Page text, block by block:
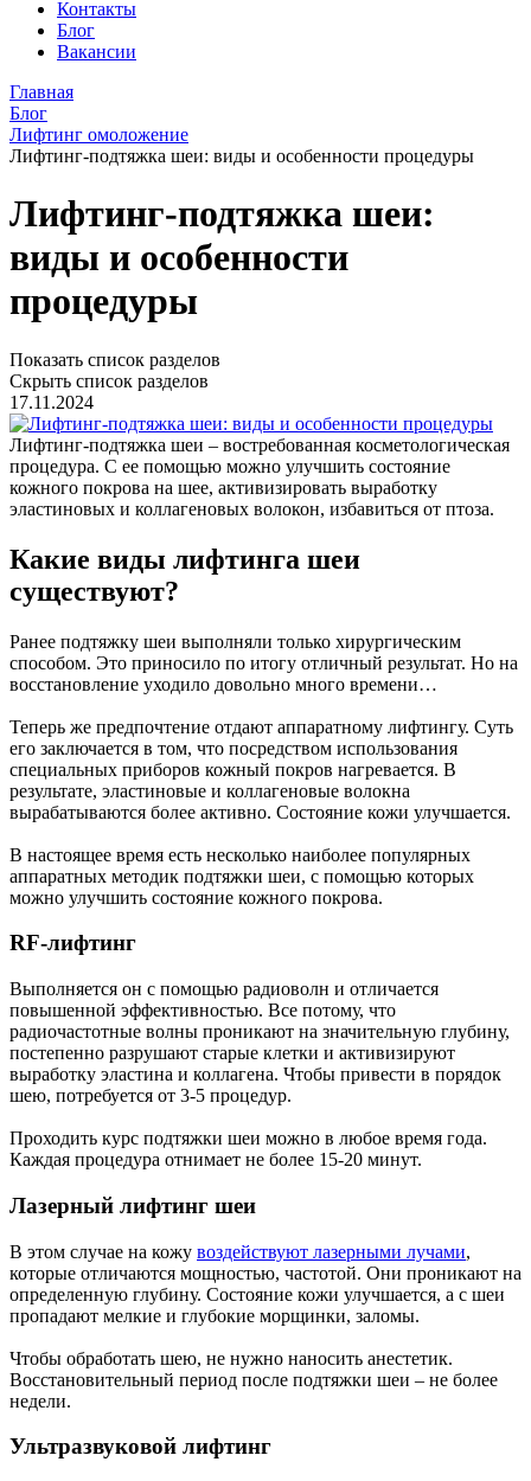
Контакты
Блог
Вакансии
Главная
Блог
Лифтинг омоложение
Лифтинг-подтяжка шеи: виды и особенности процедуры
Лифтинг-подтяжка шеи:
виды и особенности
процедуры
Показать список разделов
Скрыть список разделов
17.11.2024
Лифтинг-подтяжка шеи – востребованная косметологическая
процедура. С ее помощью можно улучшить состояние
кожного покрова на шее, активизировать выработку
эластиновых и коллагеновых волокон, избавиться от птоза.
Какие виды лифтинга шеи
существуют?
Ранее подтяжку шеи выполняли только хирургическим
способом. Это приносило по итогу отличный результат. Но на
восстановление уходило довольно много времени…
Теперь же предпочтение отдают аппаратному лифтингу. Суть
его заключается в том, что посредством использования
специальных приборов кожный покров нагревается. В
результате, эластиновые и коллагеновые волокна
вырабатываются более активно. Состояние кожи улучшается.
В настоящее время есть несколько наиболее популярных
аппаратных методик подтяжки шеи, с помощью которых
можно улучшить состояние кожного покрова.
RF-лифтинг
Выполняется он с помощью радиоволн и отличается
повышенной эффективностью. Все потому, что
радиочастотные волны проникают на значительную глубину,
постепенно разрушают старые клетки и активизируют
выработку эластина и коллагена. Чтобы привести в порядок
шею, потребуется от 3-5 процедур.
Проходить курс подтяжки шеи можно в любое время года.
Каждая процедура отнимает не более 15-20 минут.
Лазерный лифтинг шеи
В этом случае на кожу воздействуют лазерными лучами,
которые отличаются мощностью, частотой. Они проникают на
определенную глубину. Состояние кожи улучшается, а с шеи
пропадают мелкие и глубокие морщинки, заломы.
Чтобы обработать шею, не нужно наносить анестетик.
Восстановительный период после подтяжки шеи – не более
недели.
Ультразвуковой лифтинг